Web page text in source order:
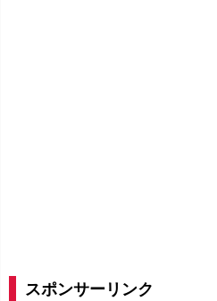
スポンサーリンク